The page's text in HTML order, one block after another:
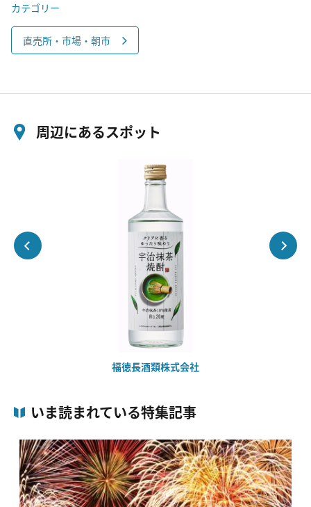
カテゴリー
直売所・市場・朝市
周辺にあるスポット
福徳長酒類株式会社
いま読まれている特集記事